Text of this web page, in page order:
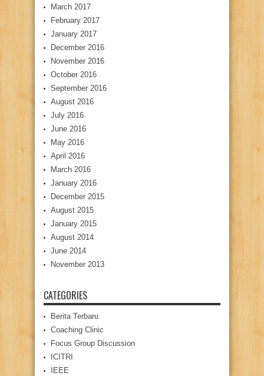
March 2017
February 2017
January 2017
December 2016
November 2016
October 2016
September 2016
August 2016
July 2016
June 2016
May 2016
April 2016
March 2016
January 2016
December 2015
August 2015
January 2015
August 2014
June 2014
November 2013
CATEGORIES
Berita Terbaru
Coaching Clinic
Focus Group Discussion
ICITRI
IEEE